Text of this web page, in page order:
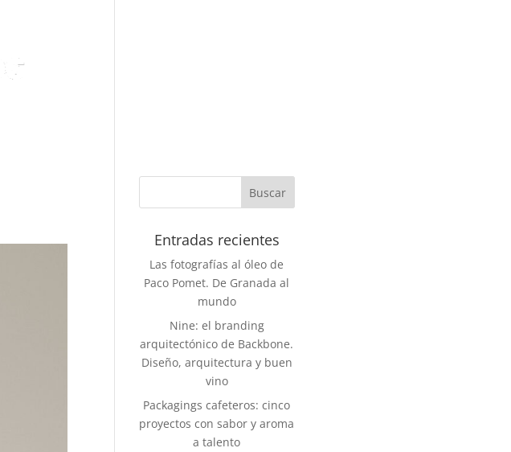
Entradas recientes
Las fotografías al óleo de
Paco Pomet. De Granada al
mundo
Nine: el branding
arquitectónico de Backbone.
Diseño, arquitectura y buen
vino
Packagings cafeteros: cinco
proyectos con sabor y aroma
a talento